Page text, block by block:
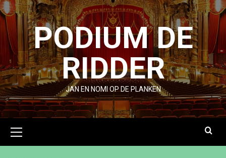
Ga
naar
de
inhoud
PODIUM DE
RIDDER
JAN EN NOMI OP DE PLANKEN
menu